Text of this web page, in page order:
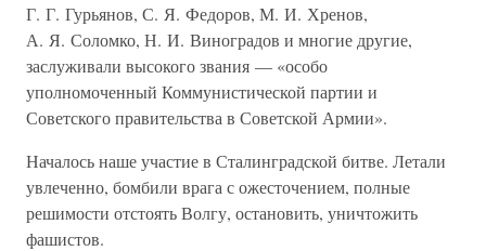
Г. Г. Гурьянов, С. Я. Федоров, М. И. Хренов,
А. Я. Соломко, Н. И. Виноградов и многие другие,
заслуживали высокого звания — «особо
уполномоченный Коммунистической партии и
Советского правительства в Советской Армии».
Началось наше участие в Сталинградской битве. Летали
увлеченно, бомбили врага с ожесточением, полные
решимости отстоять Волгу, остановить, уничтожить
фашистов.